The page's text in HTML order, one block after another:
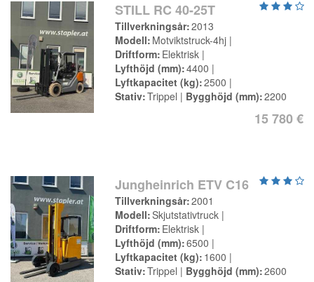
STILL RC 40-25T
Tillverkningsår 2013
Modell Motviktstruck-4hj
Driftform Elektrisk
Lyfthöjd (mm) 4400
Lyftkapacitet (kg) 2500
Stativ Trippel Bygghöjd (mm) 2200
15 780 €
Jungheinrich ETV C16
Tillverkningsår 2001
Modell Skjutstativtruck
Driftform Elektrisk
Lyfthöjd (mm) 6500
Lyftkapacitet (kg) 1600
Stativ Trippel Bygghöjd (mm) 2600